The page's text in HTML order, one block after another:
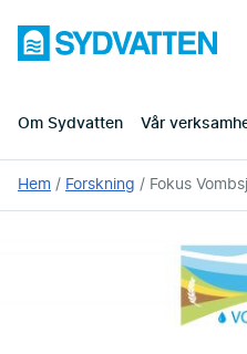
huvudinnehållet
Sydvatten
Om Sydvatten Vår
Du
är
Hem Forskning Fokus